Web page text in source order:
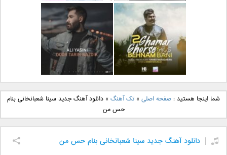
دانلود آهنگ جدید مهدی
یراحی بنام اسرار
دانلود آهنگ جدید فرزاد
فرزین بنام آتیش
دانلود آهنگ جدید بهنام
بانی بنام قرص قمر 2
دانلود آهنگ جدید علی
یاسینی بنام دورترین نزدیک
شما اینجا هستید :صفحه اصلی »تک آهنگ »دانلود آهنگ جدید سینا شعبانخانی بنام
حس من
دانلود آهنگ جدید سینا شعبانخانی بنام حس من